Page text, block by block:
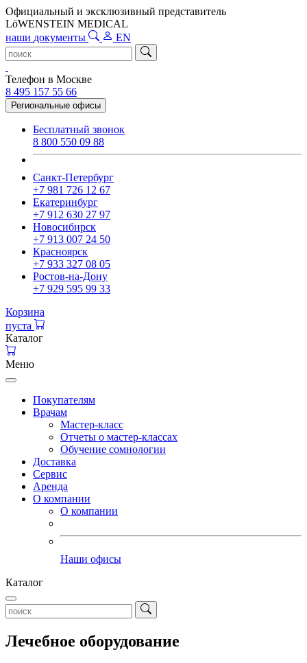
Официальный и эксклюзивный представитель
LöWENSTEIN MEDICAL
наши документы EN
Телефон в Москве
8 495 157 55 66
Региональные офисы
Бесплатный звонок
8 800 550 09 88
Санкт-Петербург
+7 981 726 12 67
Екатеринбург
+7 912 630 27 97
Новосибирск
+7 913 007 24 50
Красноярск
+7 933 327 08 05
Ростов-на-Дону
+7 929 595 99 33
Корзина
пуста
Каталог
Меню
Покупателям
Врачам
Мастер-класс
Отчеты о мастер-классах
Обучение сомнологии
Доставка
Сервис
Аренда
О компании
О компании
Наши офисы
Каталог
Лечебное оборудование